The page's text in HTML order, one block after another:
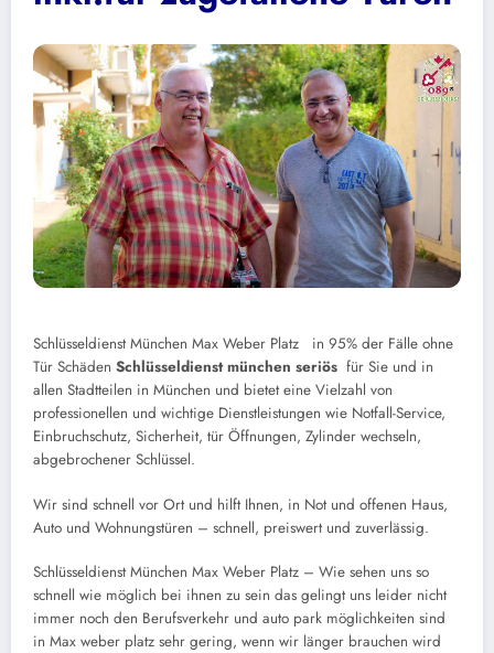
Schlüsseldienst München Max Weber Platz in 95% der Fälle ohne
Tür Schäden Schlüsseldienst münchen seriös für Sie und in
allen Stadtteilen in München und bietet eine Vielzahl von
professionellen und wichtige Dienstleistungen wie Notfall-Service,
Einbruchschutz, Sicherheit, tür Öffnungen, Zylinder wechseln,
abgebrochener Schlüssel.
Wir sind schnell vor Ort und hilft Ihnen, in Not und offenen Haus,
Auto und Wohnungstüren – schnell, preiswert und zuverlässig.
Schlüsseldienst München Max Weber Platz – Wie sehen uns so
schnell wie möglich bei ihnen zu sein das gelingt uns leider nicht
immer noch den Berufsverkehr und auto park möglichkeiten sind
in Max weber platz sehr gering, wenn wir länger brauchen wird